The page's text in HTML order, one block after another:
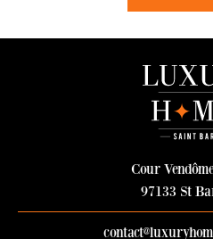
Cour
97133 St